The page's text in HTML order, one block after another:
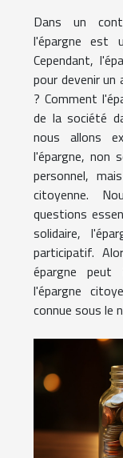
Dans un
l'épargne est
Cependant,
pour devenir
? Comment
de la société
nous allons
l'épargne, non
personnel,
citoyenne.
questions
solidaire,
participatif.
épargne peut
l'épargne
connue sous le